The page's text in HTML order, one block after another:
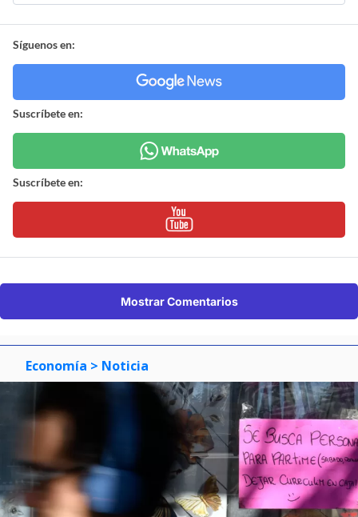
Síguenos en:
Suscríbete en:
Suscríbete en:
Mostrar Comentarios
Economía > Noticia